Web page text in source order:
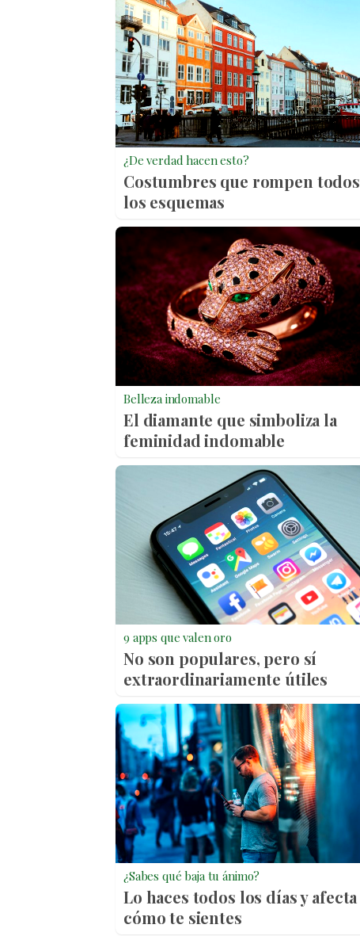
¿De verdad hacen esto?
Costumbres que rompen todos
los esquemas
Belleza indomable
El diamante que simboliza la
feminidad indomable
9 apps que valen oro
No son populares, pero sí
extraordinariamente útiles
¿Sabes qué baja tu ánimo?
Lo haces todos los días y afecta
cómo te sientes